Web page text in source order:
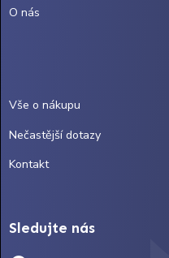
O nás
Vše o nákupu
Nečastější dotazy
Kontakt
Sledujte nás